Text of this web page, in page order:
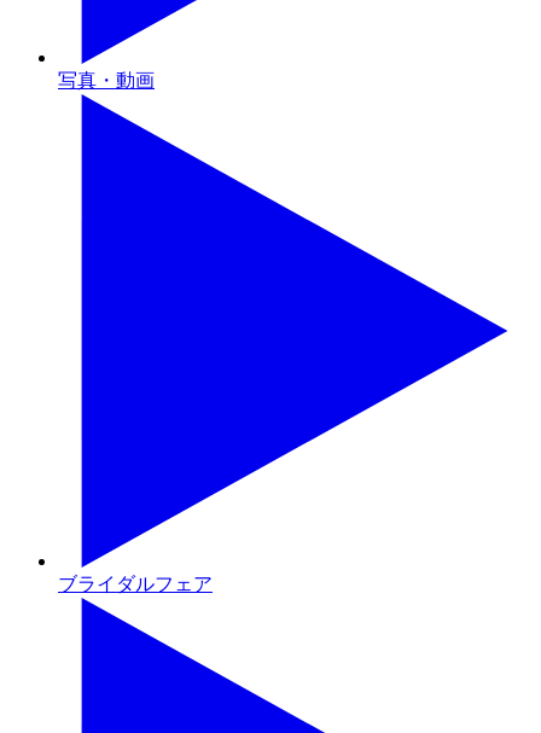
写真・動画
ブライダルフェア